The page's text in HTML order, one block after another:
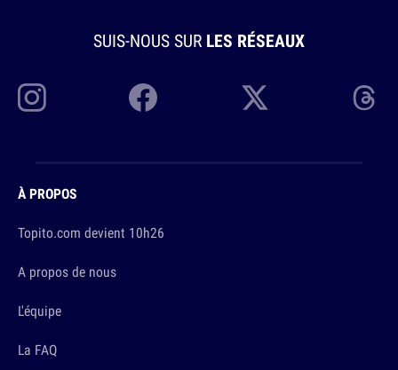
SUIS-NOUS SUR LES RÉSEAUX
À PROPOS
Topito.com devient 10h26
A propos de nous
L'équipe
La FAQ